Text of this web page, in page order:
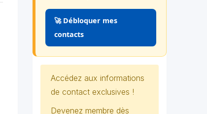
🚀 Débloquer mes
contacts
Accédez aux informations
de contact exclusives !
Devenez membre dès